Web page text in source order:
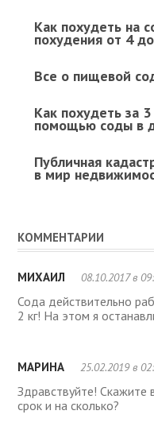
Как похудеть на
похудения от 4
Все о пищевой
Как похудеть за
помощью соды в
Публичная
в мир
КОММЕНТАРИИ
МИХАИЛ 08.10.2017 в
Сода действительно
2 кг! На этом я
МАРИНА 25.02.2019 в
Здравствуйте! Скажите
срок и на сколько?